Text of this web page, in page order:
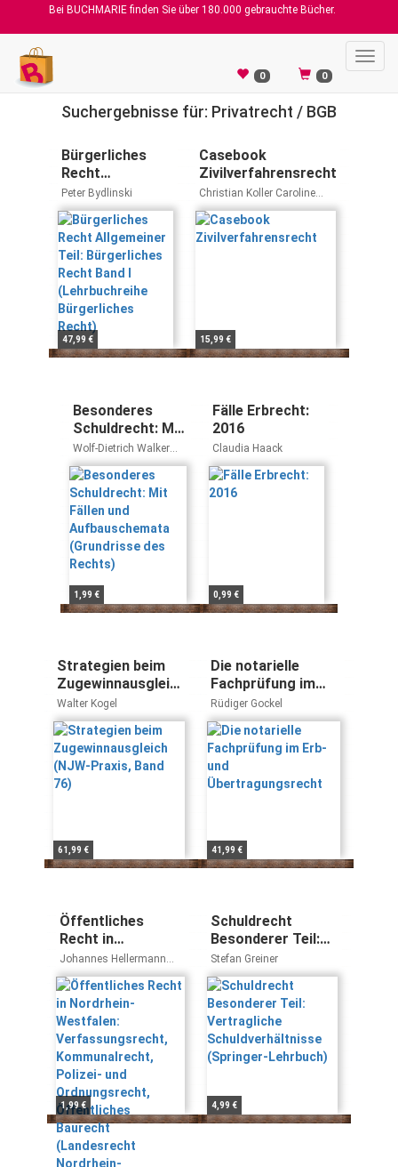
Bei BUCHMARIE finden Sie über 180.000 gebrauchte Bücher.
0 0
Suchergebnisse für: Privatrecht / BGB
Bürgerliches
Recht
Allgemeiner Teil:
Bürgerliches
Recht Band I
(Lehrbuchreihe
Bürgerliches
Recht)
Peter Bydlinski
47,99 €
Casebook
Zivilverfahrensrecht
Christian Koller Caroline
Graf-Schimek
15,99 €
Besonderes
Schuldrecht: Mit
Fällen und
Aufbauschemata
(Grundrisse des
Rechts)
Wolf-Dietrich Walker
Hans Brox
1,99 €
Fälle Erbrecht:
2016
Claudia Haack
0,99 €
Strategien beim
Zugewinnausgleich
(NJW-Praxis, Band
76)
Walter Kogel
61,99 €
Die notarielle
Fachprüfung im
Erb- und
Übertragungsrecht
Rüdiger Gockel
41,99 €
Öffentliches
Recht in
Nordrhein-
Westfalen:
Verfassungsrecht,
Kommunalrecht,
Polizei- und
Ordnungsrecht,
Öffentliches
Baurecht
(Landesrecht
Nordrhein-
Westfalen)
Johannes Hellermann
Johannes Dietlein
1,99 €
Schuldrecht
Besonderer Teil:
Vertragliche
Schuldverhältnisse
(Springer-
Lehrbuch)
Stefan Greiner
4,99 €